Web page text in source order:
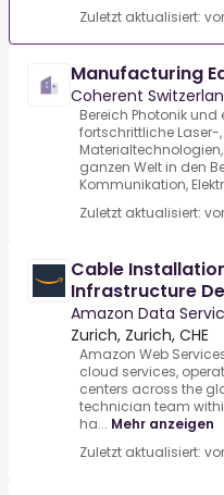
Zuletzt aktualisiert:
Manufacturing
Coherent
Bereich Photonik
fortschrittliche Laser-
ganzen Welt in den
Kommunikation,
Zuletzt aktualisiert:
Cable
Infrastructure
Amazon Data
Zurich, Zurich, CHE
Amazon Web
cloud services,
centers across the
technician team
ha... Mehr anzeigen
Zuletzt aktualisiert: